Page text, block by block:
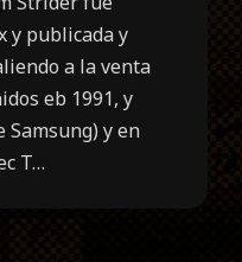
y publicada y
a la venta
eb 1991, y
Samsung) y en
T…